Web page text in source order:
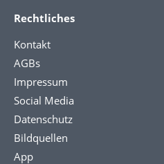
Rechtliches
Kontakt
AGBs
Impressum
Social Media
Datenschutz
Bildquellen
App